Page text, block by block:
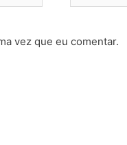
vez que eu comentar.